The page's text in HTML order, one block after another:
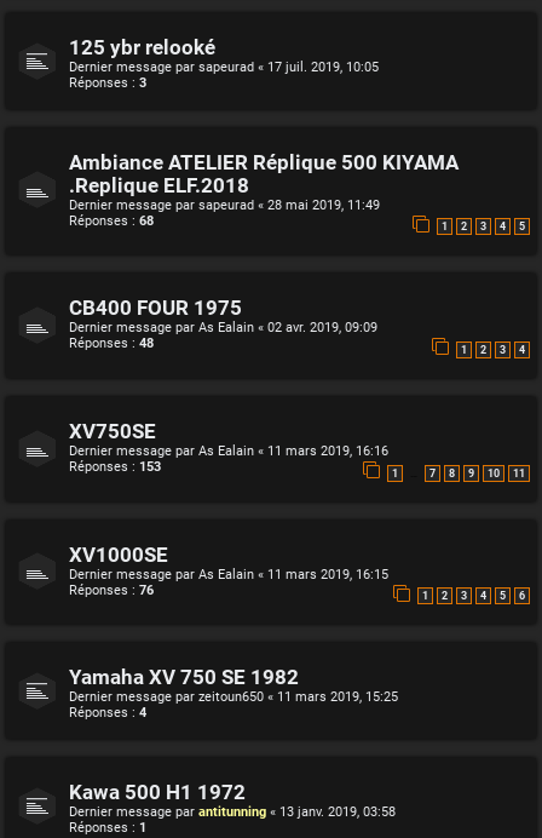
125 ybr relooké
Dernier message par sapeurad « 17 juil. 2019, 10:05
Réponses : 3
Ambiance ATELIER Réplique 500 KIYAMA
.Replique ELF.2018
Dernier message par sapeurad « 28 mai 2019, 11:49
Réponses : 68 1 2 3 4 5
CB400 FOUR 1975
Dernier message par As Ealain « 02 avr. 2019, 09:09
Réponses : 48 1 2 3 4
XV750SE
Dernier message par As Ealain « 11 mars 2019, 16:16
Réponses : 153 1 7 8 9 10 11
XV1000SE
Dernier message par As Ealain « 11 mars 2019, 16:15
Réponses : 76 1 2 3 4 5 6
Yamaha XV 750 SE 1982
Dernier message par zeitoun650 « 11 mars 2019, 15:25
Réponses : 4
Kawa 500 H1 1972
Dernier message par antitunning « 13 janv. 2019, 03:58
Réponses : 1